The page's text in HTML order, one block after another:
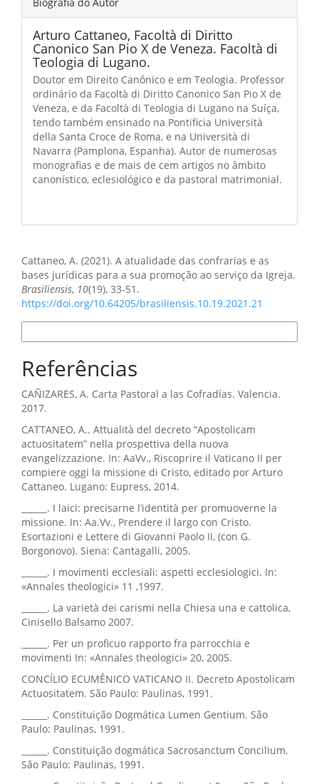
Biografia do Autor
Arturo Cattaneo, Facoltà di Diritto
Canonico San Pio X de Veneza. Facoltà di
Teologia di Lugano.
Doutor em Direito Canônico e em Teologia. Professor
ordinário da Facoltà di Diritto Canonico San Pio X de
Veneza, e da Facoltà di Teologia di Lugano na Suíça,
tendo também ensinado na Pontificia Università
della Santa Croce de Roma, e na Università di
Navarra (Pamplona, Espanha). Autor de numerosas
monografias e de mais de cem artigos no âmbito
canonístico, eclesiológico e da pastoral matrimonial.
Cattaneo, A. (2021). A atualidade das confrarias e as
bases jurídicas para a sua promoção ao serviço da Igreja.
Brasiliensis, 10(19), 33-51.
https://doi.org/10.64205/brasiliensis.10.19.2021.21
Referências
CAÑIZARES, A. Carta Pastoral a las Cofradías. Valencia.
2017.
CATTANEO, A.. Attualità del decreto “Apostolicam
actuositatem” nella prospettiva della nuova
evangelizzazione. In: AaVv., Riscoprire il Vaticano II per
compiere oggi la missione di Cristo, editado por Arturo
Cattaneo. Lugano: Eupress, 2014.
______. I laici: precisarne l’identità per promuoverne la
missione. In: Aa.Vv., Prendere il largo con Cristo.
Esortazioni e Lettere di Giovanni Paolo II, (con G.
Borgonovo). Siena: Cantagalli, 2005.
______. I movimenti ecclesiali: aspetti ecclesiologici. In:
«Annales theologici» 11 ,1997.
______. La varietà dei carismi nella Chiesa una e cattolica,
Cinisello Balsamo 2007.
______. Per un proficuo rapporto fra parrocchia e
movimenti In: «Annales theologici» 20, 2005.
CONCÍLIO ECUMÊNICO VATICANO II. Decreto Apostolicam
Actuositatem. São Paulo: Paulinas, 1991.
______. Constituição Dogmática Lumen Gentium. São
Paulo: Paulinas, 1991.
______. Constituição dogmática Sacrosanctum Concilium.
São Paulo: Paulinas, 1991.